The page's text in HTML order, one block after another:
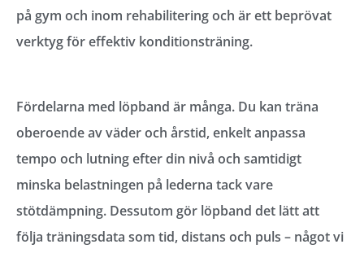
på gym och inom rehabilitering och är ett beprövat
verktyg för effektiv konditionsträning.
Fördelarna med löpband är många. Du kan träna
oberoende av väder och årstid, enkelt anpassa
tempo och lutning efter din nivå och samtidigt
minska belastningen på lederna tack vare
stötdämpning. Dessutom gör löpband det lätt att
följa träningsdata som tid, distans och puls – något vi